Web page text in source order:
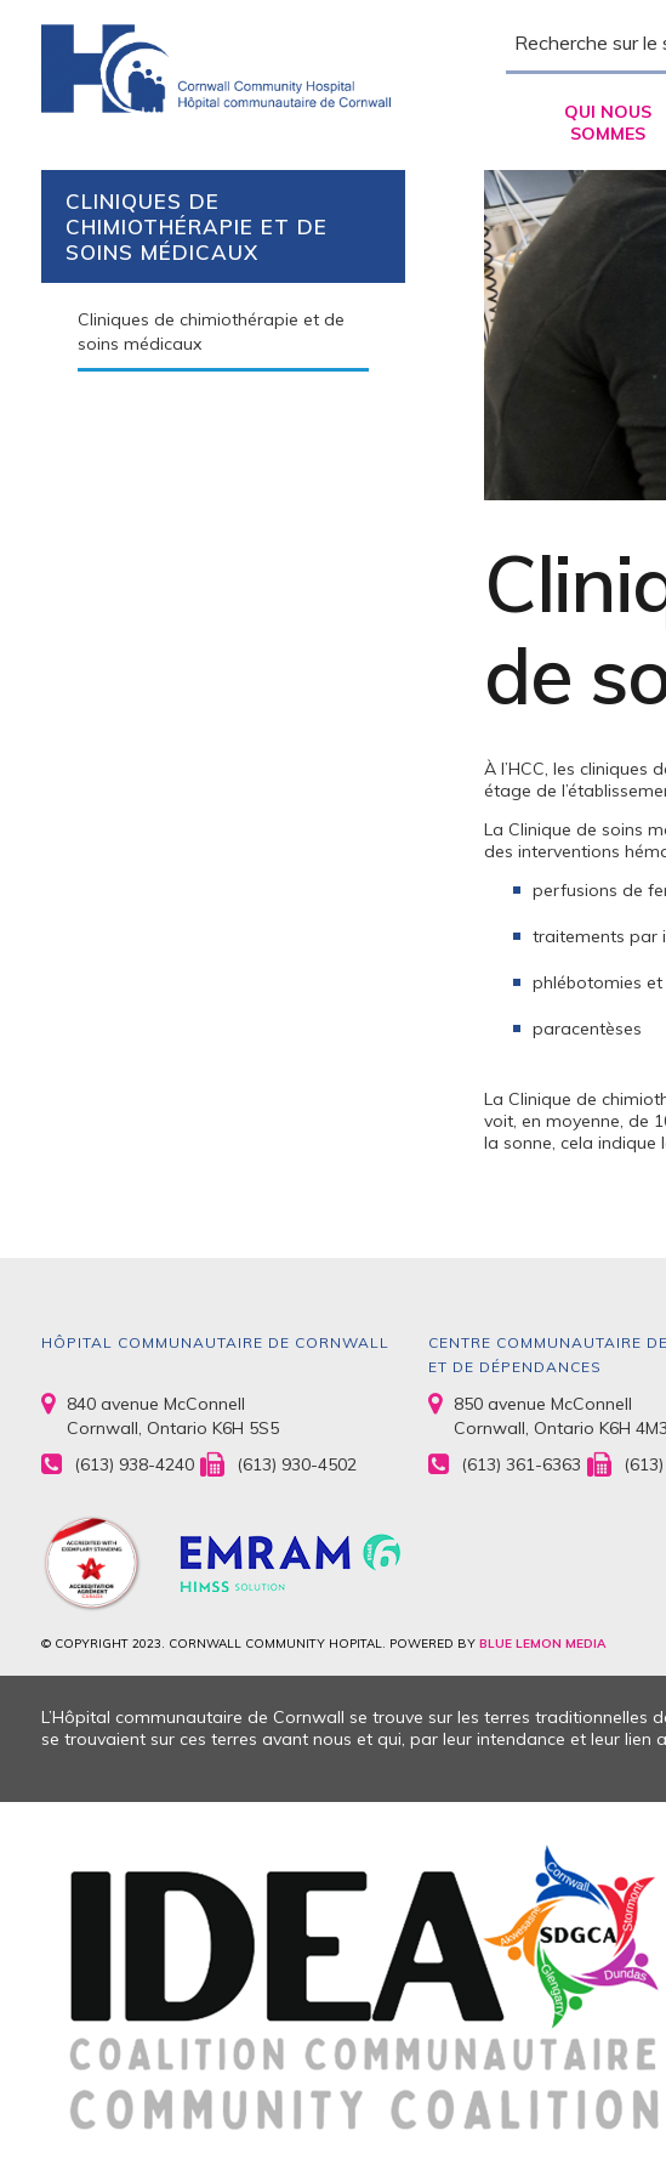
QUI NOUS
SOMMES
CLINIQUES DE
CHIMIOTHÉRAPIE ET DE
SOINS MÉDICAUX
Cliniques de chimiothérapie et de
soins médicaux
de
À l’HCC, les
étage de
La Clinique de soins
des interventions
perfusions de
traitements par
phlébotomies
paracentèses
La Clinique de
voit, en moyenne, de
la sonne, cela indique
HÔPITAL COMMUNAUTAIRE DE CORNWALL
840 avenue McConnell
Cornwall, Ontario K6H 5S5
(613) 938-4240
(613) 930-4502
CENTRE COMMUNAUTAIRE
ET DE DÉPENDANCES
850 avenue McConnell
Cornwall, Ontario K6H 4M3
(613) 361-6363
© COPYRIGHT 2023. CORNWALL COMMUNITY HOPITAL. POWERED BY BLUE LEMON MEDIA
L’Hôpital communautaire de Cornwall se trouve sur les terres traditionnelles
se trouvaient sur ces terres avant nous et qui, par leur intendance et leur lien